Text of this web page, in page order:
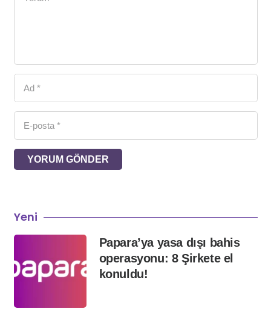
YORUM GÖNDER
Yeni
Papara’ya yasa dışı bahis
operasyonu: 8 Şirkete el
konuldu!